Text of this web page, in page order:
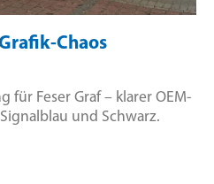
Chaos
für Feser Graf – klarer OEM-
und Schwarz.